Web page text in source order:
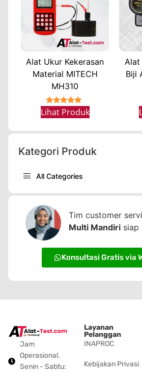
Alat Ukur Kekerasan
Material MITECH
MH310
★★★★★
Lihat Produk
Alat
Biji
Kategori Produk
All Categories
Tim customer
Multi Mandiri siap
Konsultasi Gratis via
Jam
Operasional.
Senin - Sabtu:
Layanan
Pelanggan
INAPROC
Kebijakan Privasi